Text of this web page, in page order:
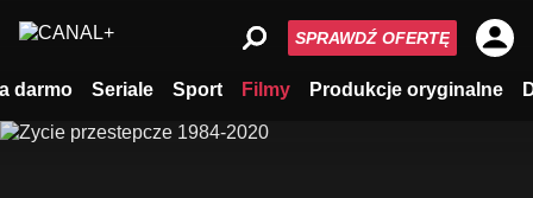
darmo Seriale Sport Filmy Produkcje oryginalne
SPRAWDŹ OFERTĘ